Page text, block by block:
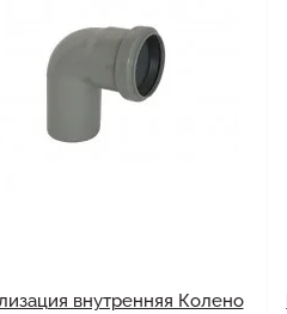
внутренняя Колено